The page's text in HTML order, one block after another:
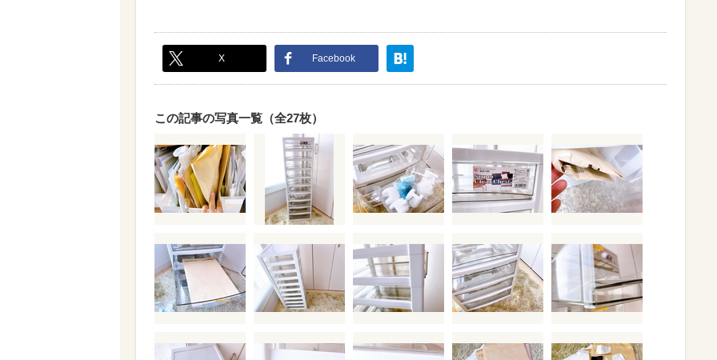
X Facebook
この記事の写真一覧（全27枚）